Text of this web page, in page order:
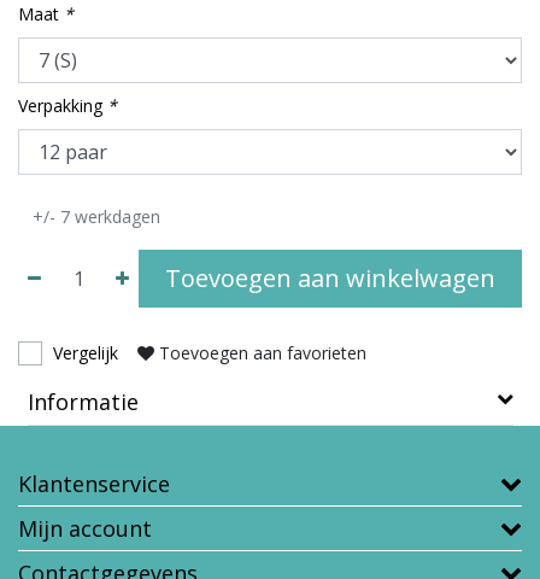
Maat *
Verpakking *
+/- 7 werkdagen
Toevoegen aan winkelwagen
Vergelijk Toevoegen aan favorieten
Informatie
Klantenservice
Mijn account
Contactgegevens